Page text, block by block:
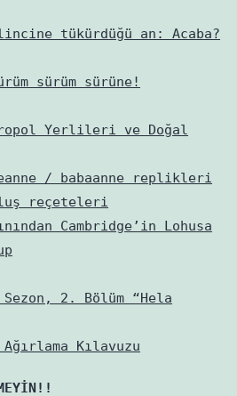
tükürdüğü an: Acaba?
sürüm sürüne!
Yerlileri ve Doğal
/ babaanne replikleri
reçeteleri
Cambridge’in Lohusa
2. Bölüm “Hela
Kılavuzu